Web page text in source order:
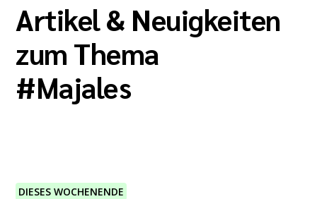
Artikel & Neuigkeiten
zum Thema
#Majales
DIESES WOCHENENDE